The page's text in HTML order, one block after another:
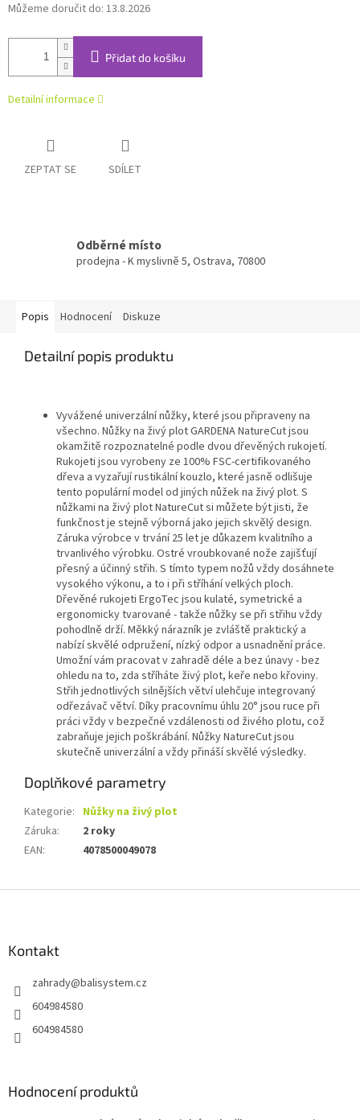
Můžeme doručit do: 13.8.2026
Přidat do košíku
Detailní informace
ZEPTAT SE SDÍLET
Odběrné místo
prodejna - K myslivně 5, Ostrava, 70800
Popis Hodnocení Diskuze
Detailní popis produktu
Vyvážené univerzální nůžky, které jsou připraveny na
všechno. Nůžky na živý plot GARDENA NatureCut jsou
okamžitě rozpoznatelné podle dvou dřevěných rukojetí.
Rukojeti jsou vyrobeny ze 100% FSC-certifikovaného
dřeva a vyzařují rustikální kouzlo, které jasně odlišuje
tento populární model od jiných nůžek na živý plot. S
nůžkami na živý plot NatureCut si můžete být jisti, že
funkčnost je stejně výborná jako jejich skvělý design.
Záruka výrobce v trvání 25 let je důkazem kvalitního a
trvanlivého výrobku. Ostré vroubkované nože zajišťují
přesný a účinný střih. S tímto typem nožů vždy dosáhnete
vysokého výkonu, a to i při stříhání velkých ploch.
Dřevěné rukojeti ErgoTec jsou kulaté, symetrické a
ergonomicky tvarované - takže nůžky se při střihu vždy
pohodlně drží. Měkký nárazník je zvláště praktický a
nabízí skvělé odpružení, nízký odpor a usnadnění práce.
Umožní vám pracovat v zahradě déle a bez únavy - bez
ohledu na to, zda stříháte živý plot, keře nebo křoviny.
Střih jednotlivých silnějších větví ulehčuje integrovaný
odřezávač větví. Díky pracovnímu úhlu 20° jsou ruce při
práci vždy v bezpečné vzdálenosti od živého plotu, což
zabraňuje jejich poškrábání. Nůžky NatureCut jsou
skutečně univerzální a vždy přináší skvělé výsledky.
Doplňkové parametry
Kategorie: Nůžky na živý plot
Záruka:
2 roky
EAN: 4078500049078
Kontakt
zahrady@balisystem.cz
604984580
604984580
Hodnocení produktů